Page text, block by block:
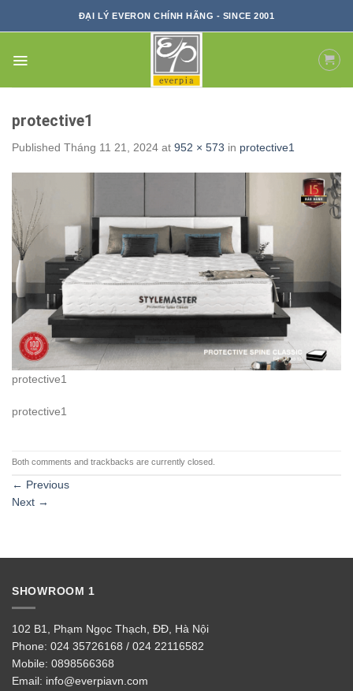
ĐẠI LÝ EVERON CHÍNH HÃNG - SINCE 2001
protective1
Published Tháng 11 21, 2024 at 952 × 573 in protective1
protective1
protective1
Both comments and trackbacks are currently closed.
← Previous
Next →
SHOWROOM 1
102 B1, Phạm Ngọc Thạch, ĐĐ, Hà Nội
Phone: 024 35726168 / 024 22116582
Mobile: 0898566368
Email: info@everpiavn.com